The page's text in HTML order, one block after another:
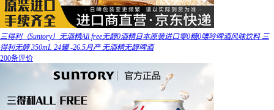
三得利（Suntory）无酒精All free无醇0酒精日本原装进口零0糖0嘌呤啤酒风味饮料 三
得利无醇 350mL 24罐 -26.5月产 无酒精无醇啤酒
200条评价